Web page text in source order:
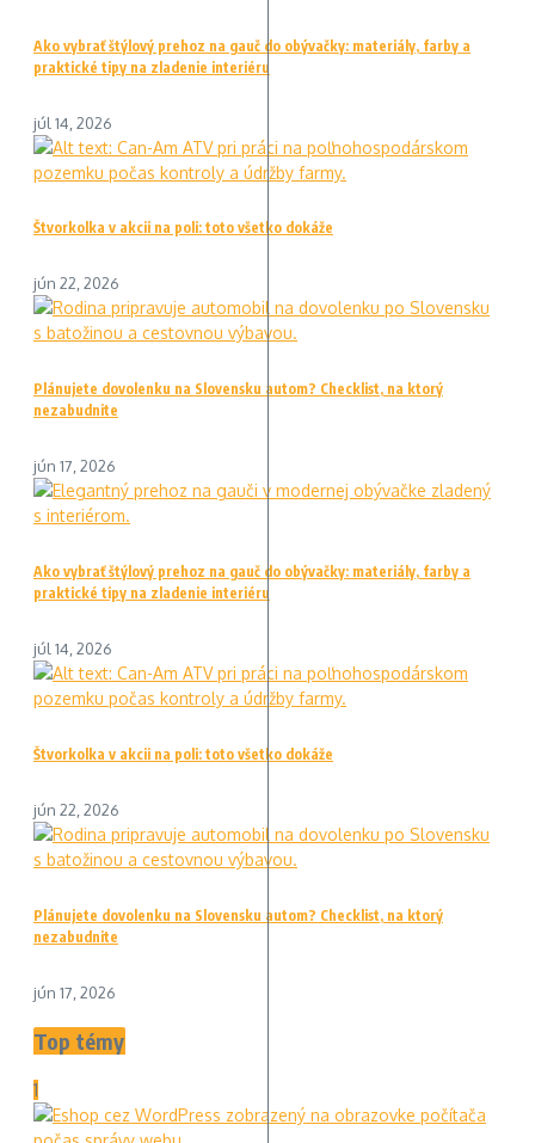
Ako vybrať štýlový prehoz na gauč do obývačky: materiály, farby a
praktické tipy na zladenie interiéru
júl 14, 2026
Štvorkolka v akcii na poli: toto všetko dokáže
jún 22, 2026
Plánujete dovolenku na Slovensku autom? Checklist, na ktorý
nezabudnite
jún 17, 2026
Ako vybrať štýlový prehoz na gauč do obývačky: materiály, farby a
praktické tipy na zladenie interiéru
júl 14, 2026
Štvorkolka v akcii na poli: toto všetko dokáže
jún 22, 2026
Plánujete dovolenku na Slovensku autom? Checklist, na ktorý
nezabudnite
jún 17, 2026
Top témy
1